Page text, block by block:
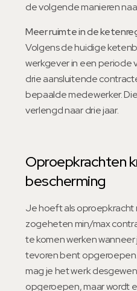
de volgende manieren
Meer ruimte in de
Volgens de huidige
werkgever in een periode
drie aansluitende
bepaalde medewerker.
verlengd naar drie jaar.
Oproepkrachten
bescherming
Je hoeft als oproepkracht
zogeheten min/max
te komen werken
tevoren bent
mag je het werk
opgeroepen, maar wordt